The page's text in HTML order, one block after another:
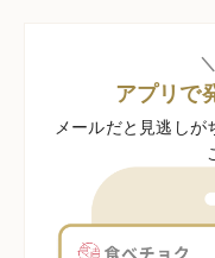
アプリで
メールだと見逃し